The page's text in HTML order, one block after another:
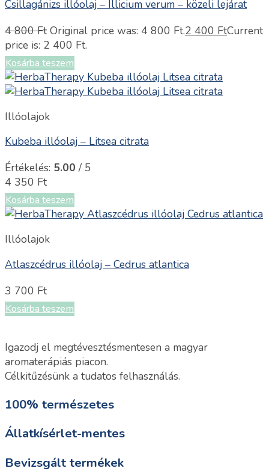
Csillagánizs illóolaj – Illicium verum – közeli lejárat
4 800Ft Original price was: 4 800 Ft.2 400 FtCurrent
price is: 2 400 Ft.
Kosárba teszem
Illóolajok
Kubeba illóolaj – Litsea citrata
Értékelés: 5.00 / 5
4 350 Ft
Kosárba teszem
Illóolajok
Atlaszcédrus illóolaj – Cedrus atlantica
3 700 Ft
Kosárba teszem
Igazodj el megtévesztésmentesen a magyar
aromaterápiás piacon.
Célkitűzésünk a tudatos felhasználás.
100% természetes
Állatkísérlet-mentes
Bevizsgált termékek